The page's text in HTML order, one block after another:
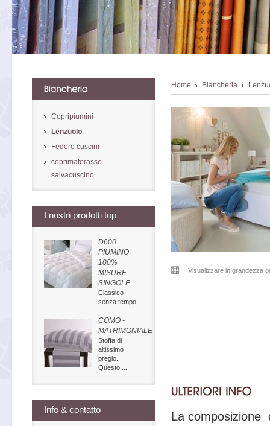
Home Biancheria
Visualizzare in grandezza
La composizione
Copripiumini
Lenzuolo
Federe cuscini
coprimaterasso-
salvacuscino
I nostri prodotti top
D600
PIUMINO
100%
MISURE
SINGOLE
Classico
senza tempo
COMO -
MATRIMONIALE
Stoffa di
altissimo
pregio.
Questo ...
Info & contatto